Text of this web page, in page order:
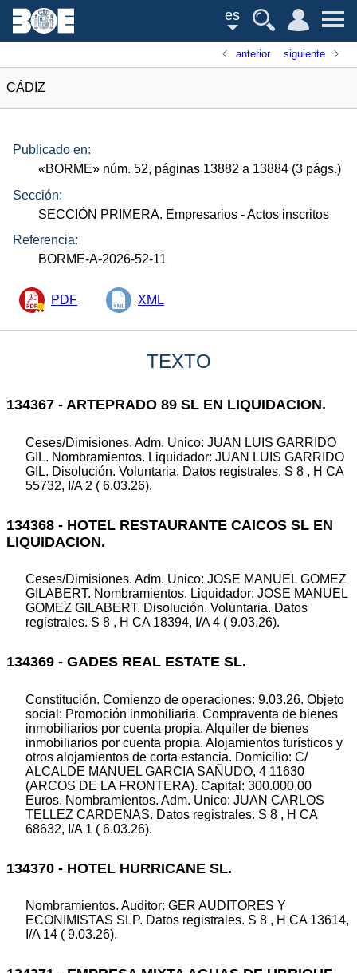
es
anterior siguiente
CÁDIZ
Publicado en:
«BORME» núm. 52, páginas 13882 a 13884 (3 págs.)
Sección:
SECCIÓN PRIMERA. Empresarios - Actos inscritos
Referencia:
BORME-A-2026-52-11
PDF XML
TEXTO
134367 - ARTEPRADO 89 SL EN LIQUIDACION.
Ceses/Dimisiones. Adm. Unico: JUAN LUIS GARRIDO
GIL. Nombramientos. Liquidador: JUAN LUIS GARRIDO
GIL. Disolución. Voluntaria. Datos registrales. S 8 , H CA
55732, I/A 2 ( 6.03.26).
134368 - HOTEL RESTAURANTE CAICOS SL EN
LIQUIDACION.
Ceses/Dimisiones. Adm. Unico: JOSE MANUEL GOMEZ
GILABERT. Nombramientos. Liquidador: JOSE MANUEL
GOMEZ GILABERT. Disolución. Voluntaria. Datos
registrales. S 8 , H CA 18394, I/A 4 ( 9.03.26).
134369 - GADES REAL ESTATE SL.
Constitución. Comienzo de operaciones: 9.03.26. Objeto
social: Promoción inmobiliaria. Compraventa de bienes
inmobiliarios por cuenta propia. Alquiler de bienes
inmobiliarios por cuenta propia. Alojamientos turísticos y
otros alojamientos de corta estancia. Domicilio: C/
ALCALDE MANUEL GARCIA SAÑUDO, 4 11630
(ARCOS DE LA FRONTERA). Capital: 300.000,00
Euros. Nombramientos. Adm. Unico: JUAN CARLOS
TELLEZ CARDENAS. Datos registrales. S 8 , H CA
68632, I/A 1 ( 6.03.26).
134370 - HOTEL HURRICANE SL.
Nombramientos. Auditor: GER AUDITORES Y
ECONIMISTAS SLP. Datos registrales. S 8 , H CA 13614,
I/A 14 ( 9.03.26).